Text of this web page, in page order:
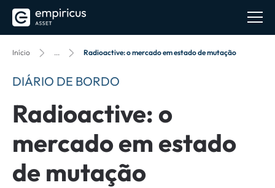
Início ... Radioactive: o mercado em estado de mutação
DIÁRIO DE BORDO
Radioactive: o
mercado em estado
de mutação